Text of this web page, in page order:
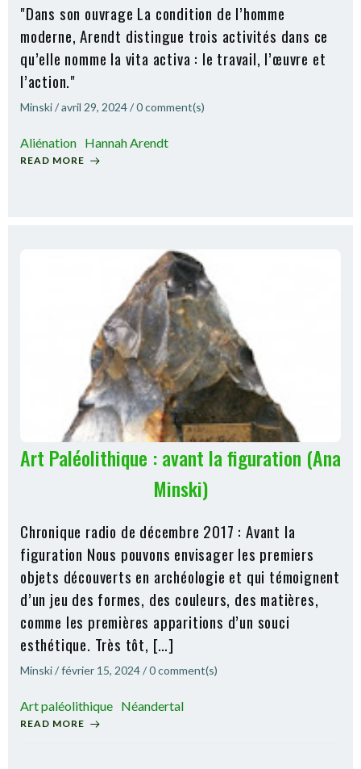
"Dans son ouvrage La condition de l’homme
moderne, Arendt distingue trois activités dans ce
qu’elle nomme la vita activa : le travail, l’œuvre et
l’action."
Minski/avril 29, 2024/0comment(s)
Aliénation Hannah Arendt
READ MORE
Art Paléolithique : avant la figuration (Ana
Minski)
Chronique radio de décembre 2017 : Avant la
figuration Nous pouvons envisager les premiers
objets découverts en archéologie et qui témoignent
d’un jeu des formes, des couleurs, des matières,
comme les premières apparitions d’un souci
esthétique. Très tôt, […]
Minski/février 15, 2024/0comment(s)
Art paléolithique Néandertal
READ MORE